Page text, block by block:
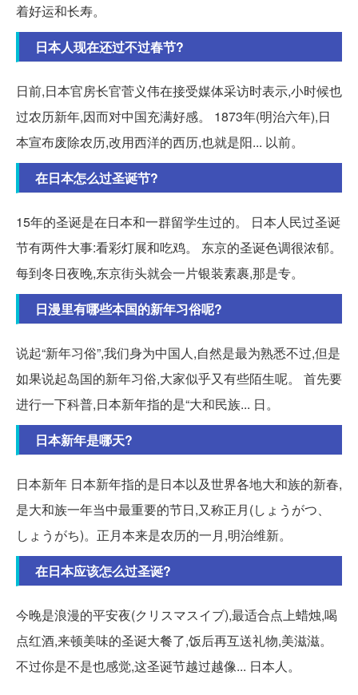
着好运和长寿。
日本人现在还过不过春节?
日前,日本官房长官菅义伟在接受媒体采访时表示,小时候也
过农历新年,因而对中国充满好感。 1873年(明治六年),日
本宣布废除农历,改用西洋的西历,也就是阳... 以前。
在日本怎么过圣诞节?
15年的圣诞是在日本和一群留学生过的。 日本人民过圣诞
节有两件大事:看彩灯展和吃鸡。 东京的圣诞色调很浓郁。
每到冬日夜晚,东京街头就会一片银装素裹,那是专。
日漫里有哪些本国的新年习俗呢?
说起“新年习俗”,我们身为中国人,自然是最为熟悉不过,但是
如果说起岛国的新年习俗,大家似乎又有些陌生呢。 首先要
进行一下科普,日本新年指的是“大和民族... 日。
日本新年是哪天?
日本新年 日本新年指的是日本以及世界各地大和族的新春,
是大和族一年当中最重要的节日,又称正月(しょうがつ、
しょうがち)。正月本来是农历的一月,明治维新。
在日本应该怎么过圣诞?
今晚是浪漫的平安夜(クリスマスイブ),最适合点上蜡烛,喝
点红酒,来顿美味的圣诞大餐了,饭后再互送礼物,美滋滋。
不过你是不是也感觉,这圣诞节越过越像... 日本人。